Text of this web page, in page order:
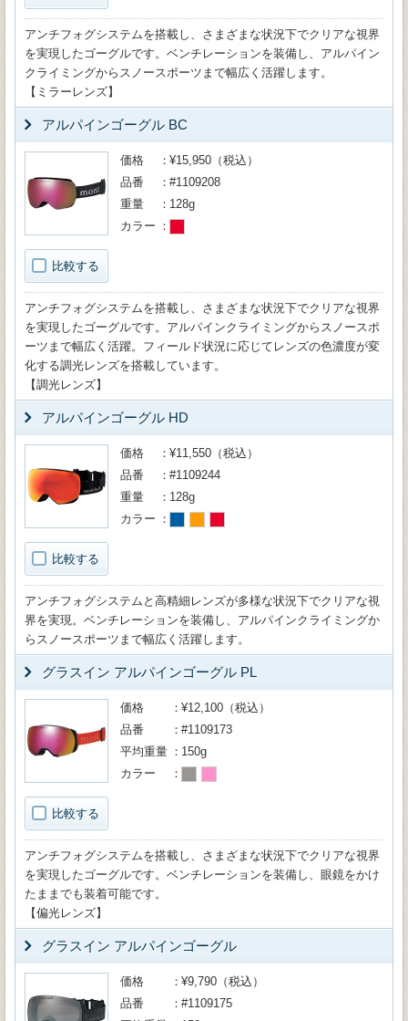
アンチフォグシステムを搭載し、さまざまな状況下でクリアな視界
を実現したゴーグルです。ベンチレーションを装備し、アルパイン
クライミングからスノースポーツまで幅広く活躍します。
【ミラーレンズ】
アルパインゴーグル BC
比較する
価格
¥15,950（税込）
品番
#1109208
重量
128g
カラー
アンチフォグシステムを搭載し、さまざまな状況下でクリアな視界
を実現したゴーグルです。アルパインクライミングからスノースポ
ーツまで幅広く活躍。フィールド状況に応じてレンズの色濃度が変
化する調光レンズを搭載しています。
【調光レンズ】
アルパインゴーグル HD
比較する
価格
¥11,550（税込）
品番
#1109244
重量
128g
カラー
アンチフォグシステムと高精細レンズが多様な状況下でクリアな視
界を実現。ベンチレーションを装備し、アルパインクライミングか
らスノースポーツまで幅広く活躍します。
グラスイン アルパインゴーグル PL
比較する
価格
¥12,100（税込）
品番
#1109173
平均重量
150g
カラー
アンチフォグシステムを搭載し、さまざまな状況下でクリアな視界
を実現したゴーグルです。ベンチレーションを装備し、眼鏡をかけ
たままでも装着可能です。
【偏光レンズ】
グラスイン アルパインゴーグル
価格
¥9,790（税込）
品番
#1109175